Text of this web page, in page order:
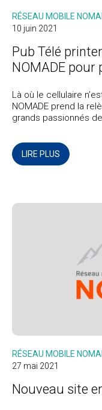
RÉSEAU MOBILE
10 juin 2021
Pub Télé
NOMADE
Là où le cellulaire
NOMADE prend la
grands passionnés
LIRE PLUS
RÉSEAU MOBILE
27 mai 2021
Nouveau site